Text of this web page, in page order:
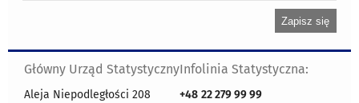
Główny Urząd Statystyczny
Aleja Niepodległości 208
Infolinia Statystyczna:
+48 22 279 99 99